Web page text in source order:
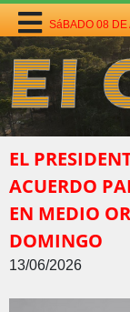
SáBADO 08 DE
EL
ACUERDO
EN MEDIO
DOMINGO
13/06/2026